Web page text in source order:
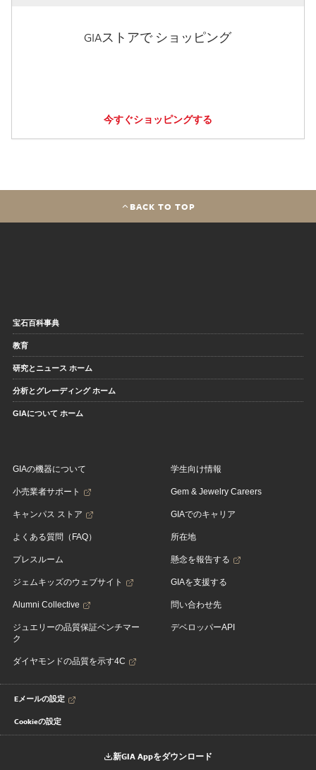
GIAストアで ショッピング
今すぐショッピングする
BACK TO TOP
宝石百科事典
教育
研究とニュース ホーム
分析とグレーディング ホーム
GIAについて ホーム
GIAの機器について
小売業者サポート
キャンパス ストア
よくある質問（FAQ）
プレスルーム
ジェムキッズのウェブサイト
Alumni Collective
ジュエリーの品質保証ベンチマー
ク
ダイヤモンドの品質を示す4C
学生向け情報
Gem & Jewelry Careers
GIAでのキャリア
所在地
懸念を報告する
GIAを支援する
問い合わせ先
デベロッパーAPI
Eメールの設定
Cookieの設定
新GIA Appをダウンロード